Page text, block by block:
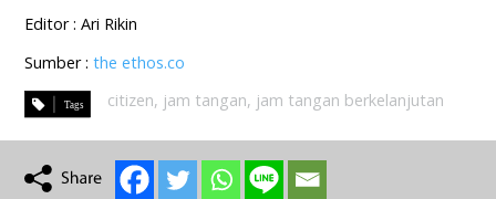
Editor : Ari Rikin
Sumber :the ethos.co
citizen, jam tangan, jam tangan berkelanjutan